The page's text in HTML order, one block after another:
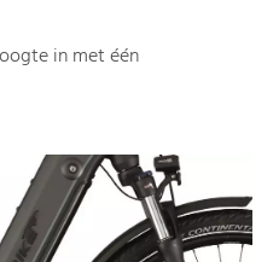
in met één